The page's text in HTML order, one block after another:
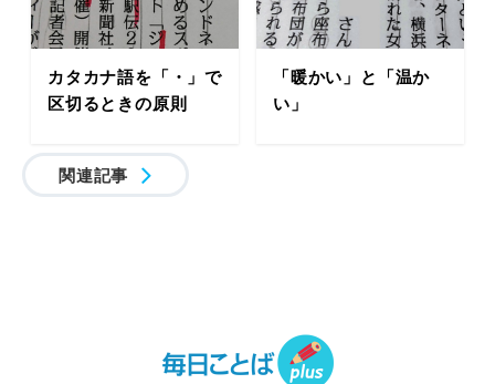
カタカナ語を「・」で
区切るときの原則
「暖かい」と「温か
い」
関連記事